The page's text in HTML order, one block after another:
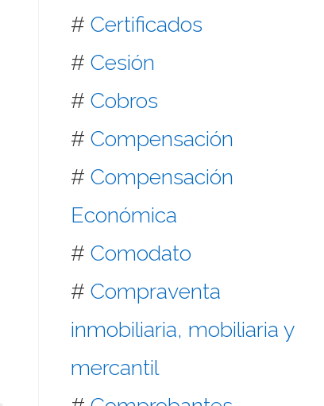
#Certificados
#Cesión
#Cobros
#Compensación
#Compensación
Económica
#Comodato
#Compraventa
inmobiliaria, mobiliaria y
mercantil